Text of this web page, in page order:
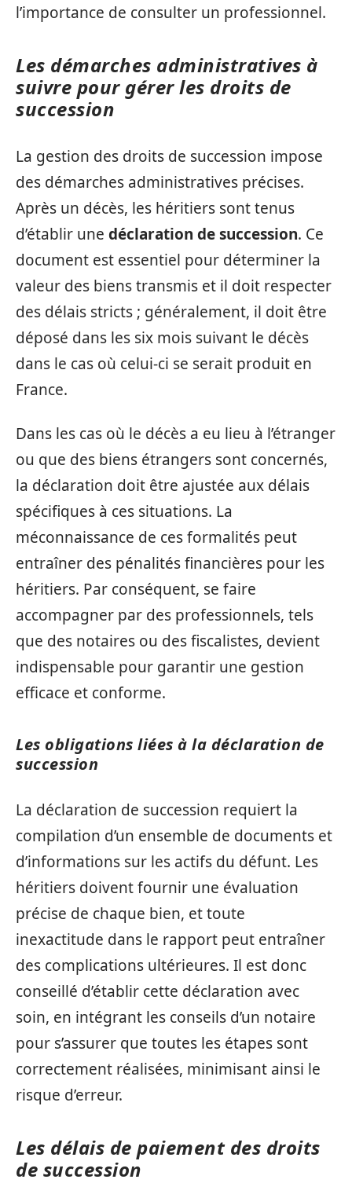
l’importance de consulter un professionnel.
Les démarches administratives à
suivre pour gérer les droits de
succession
La gestion des droits de succession impose
des démarches administratives précises.
Après un décès, les héritiers sont tenus
d’établir une déclaration de succession. Ce
document est essentiel pour déterminer la
valeur des biens transmis et il doit respecter
des délais stricts ; généralement, il doit être
déposé dans les six mois suivant le décès
dans le cas où celui-ci se serait produit en
France.
Dans les cas où le décès a eu lieu à l’étranger
ou que des biens étrangers sont concernés,
la déclaration doit être ajustée aux délais
spécifiques à ces situations. La
méconnaissance de ces formalités peut
entraîner des pénalités financières pour les
héritiers. Par conséquent, se faire
accompagner par des professionnels, tels
que des notaires ou des fiscalistes, devient
indispensable pour garantir une gestion
efficace et conforme.
Les obligations liées à la déclaration de
succession
La déclaration de succession requiert la
compilation d’un ensemble de documents et
d’informations sur les actifs du défunt. Les
héritiers doivent fournir une évaluation
précise de chaque bien, et toute
inexactitude dans le rapport peut entraîner
des complications ultérieures. Il est donc
conseillé d’établir cette déclaration avec
soin, en intégrant les conseils d’un notaire
pour s’assurer que toutes les étapes sont
correctement réalisées, minimisant ainsi le
risque d’erreur.
Les délais de paiement des droits
de succession